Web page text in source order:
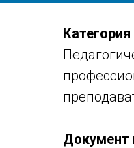
Документ